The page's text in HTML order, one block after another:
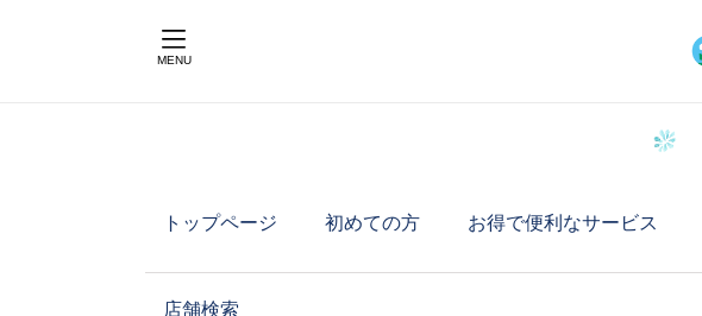
MENU
トップページ 初めての方 お得で便利なサービス
店舗検索